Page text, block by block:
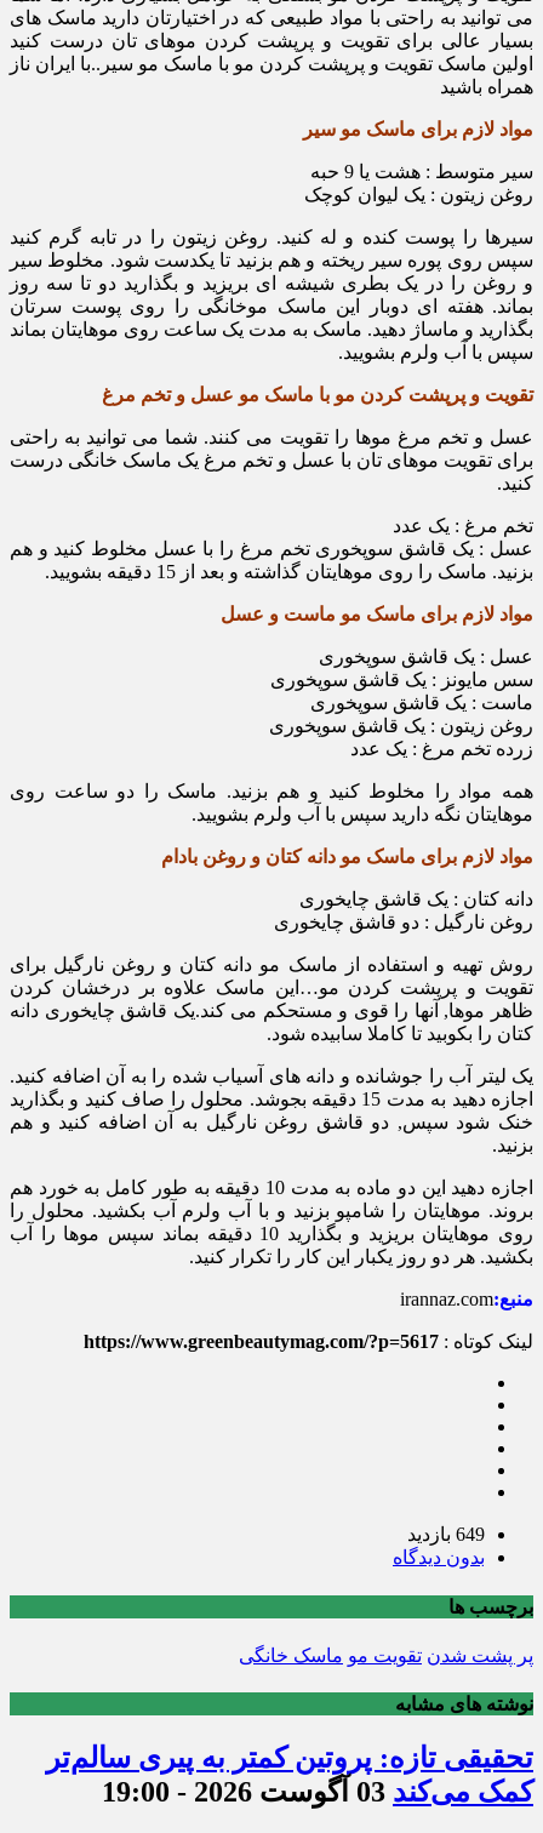
می توانید به راحتی با مواد طبیعی که در اختیارتان دارید ماسک های
بسیار عالی برای تقویت و پرپشت کردن موهای تان درست کنید
اولین ماسک تقویت و پرپشت کردن مو با ماسک مو سیر..با ایران ناز
همراه باشید
مواد لازم برای ماسک مو سیر
سیر متوسط : هشت یا 9 حبه
روغن زیتون : یک لیوان کوچک
سیرها را پوست کنده و له کنید. روغن زیتون را در تابه گرم کنید
سپس روی پوره سیر ریخته و هم بزنید تا یکدست شود. مخلوط سیر
و روغن را در یک بطری شیشه ای بریزید و بگذارید دو تا سه روز
بماند. هفته ای دوبار این ماسک موخانگی را روی پوست سرتان
بگذارید و ماساژ دهید. ماسک به مدت یک ساعت روی موهایتان بماند
سپس با آب ولرم بشویید.
تقویت و پرپشت کردن مو با ماسک مو عسل و تخم مرغ
عسل و تخم مرغ موها را تقویت می کنند. شما می توانید به راحتی
برای تقویت موهای تان با عسل و تخم مرغ یک ماسک خانگی درست
کنید.
تخم مرغ : یک عدد
عسل : یک قاشق سوپخوری تخم مرغ را با عسل مخلوط کنید و هم
بزنید. ماسک را روی موهایتان گذاشته و بعد از 15 دقیقه بشویید.
مواد لازم برای ماسک مو ماست و عسل
عسل : یک قاشق سوپخوری
سس مایونز : یک قاشق سوپخوری
ماست : یک قاشق سوپخوری
روغن زیتون : یک قاشق سوپخوری
زرده تخم مرغ : یک عدد
همه مواد را مخلوط کنید و هم بزنید. ماسک را دو ساعت روی
موهایتان نگه دارید سپس با آب ولرم بشویید.
مواد لازم برای ماسک مو دانه کتان و روغن بادام
دانه کتان : یک قاشق چایخوری
روغن نارگیل : دو قاشق چایخوری
روش تهیه و استفاده از ماسک مو دانه کتان و روغن نارگیل برای
تقویت و پرپشت کردن مو…این ماسک علاوه بر درخشان کردن
ظاهر موها, آنها را قوی و مستحکم می کند.یک قاشق چایخوری دانه
کتان را بکوبید تا کاملا سابیده شود.
یک لیتر آب را جوشانده و دانه های آسیاب شده را به آن اضافه کنید.
اجازه دهید به مدت 15 دقیقه بجوشد. محلول را صاف کنید و بگذارید
خنک شود سپس, دو قاشق روغن نارگیل به آن اضافه کنید و هم
بزنید.
اجازه دهید این دو ماده به مدت 10 دقیقه به طور کامل به خورد هم
بروند. موهایتان را شامپو بزنید و با آب ولرم آب بکشید. محلول را
روی موهایتان بریزید و بگذارید 10 دقیقه بماند سپس موها را آب
بکشید. هر دو روز یکبار این کار را تکرار کنید.
منبع:irannaz.com
لینک کوتاه : https://www.greenbeautymag.com/?p=5617
649 بازدید
بدون دیدگاه
برچسب ها
پر پشت شدن تقویت مو ماسک خانگی
نوشته های مشابه
تحقیقی تازه: پروتین کمتر به پیری سالم‌تر
کمک می‌کند 03 آگوست 2026 - 19:00